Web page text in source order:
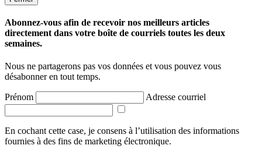
Abonnez-vous afin de recevoir nos meilleurs articles
directement dans votre boîte de courriels toutes les deux
semaines.
Nous ne partagerons pas vos données et vous pouvez vous
désabonner en tout temps.
Prénom Adresse courriel
En cochant cette case, je consens à l’utilisation des informations
fournies à des fins de marketing électronique.